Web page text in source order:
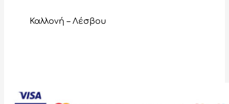
Καλλονή – Λέσβου